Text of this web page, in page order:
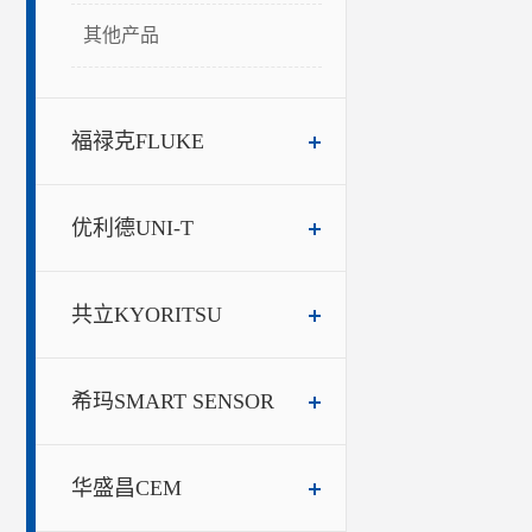
其他产品
福禄克FLUKE
优利德UNI-T
共立KYORITSU
希玛SMART SENSOR
华盛昌CEM